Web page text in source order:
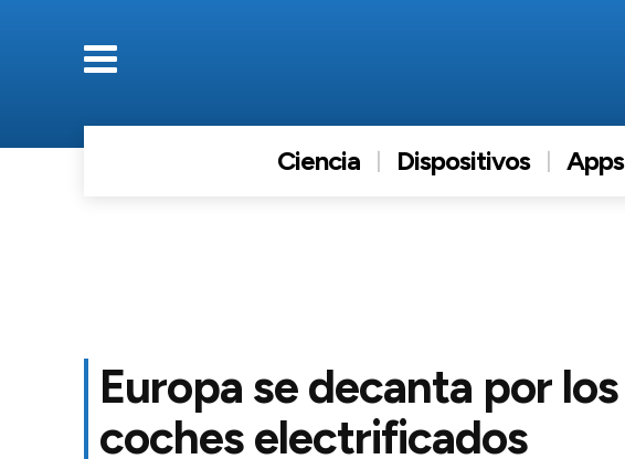
Ciencia Dispositivos Apps
Europa se decanta por los
coches electrificados